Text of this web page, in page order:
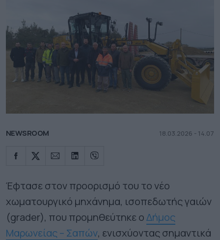
NEWSROOM 18.03.2026 - 14.07
Έφτασε στον προορισμό του το νέο
χωματουργικό μηχάνημα, ισοπεδωτής γαιών
(grader), που προμηθεύτηκε οΔήμος
Μαρωνείας – Σαπών, ενισχύοντας σημαντικά